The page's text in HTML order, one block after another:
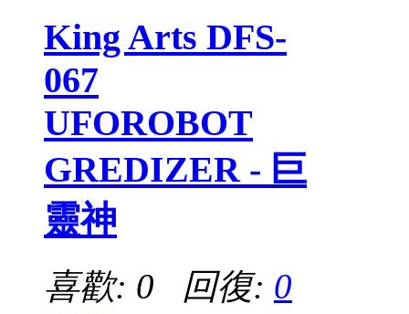
King Arts DFS-
067
UFOROBOT
GREDIZER - 巨
靈神
喜歡: 0 回復: 0